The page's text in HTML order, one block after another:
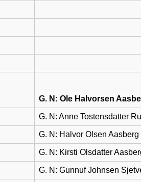
G. N: Ole Halvorsen
G. N: Anne Tostensdatter
G. N: Halvor Olsen Aasberg
G. N: Kirsti Olsdatter
G. N: Gunnuf Johnsen